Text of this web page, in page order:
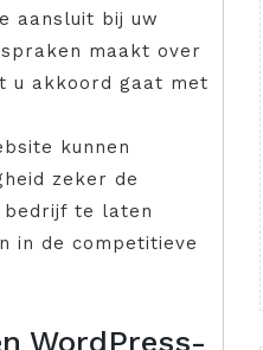
aansluit bij uw
maakt over
u akkoord gaat met
kunnen
zeker de
bedrijf te laten
in de competitieve
WordPress-